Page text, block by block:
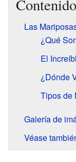
Contenido
Las
¿Qué
El
¿Dónde
Tipos de
Galería de
Véase